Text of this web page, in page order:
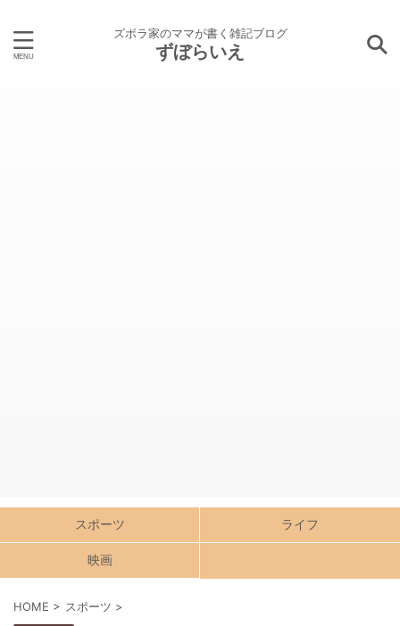
ズボラ家のママが書く雑記ブログ
ずぼらいえ
スポーツ ライフ
映画
HOME > スポーツ >